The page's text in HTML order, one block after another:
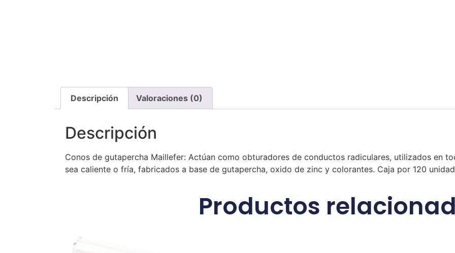
Descripción Valoraciones (0)
Descripción
Conos de gutapercha Maillefer: Actúan como obturadores de conductos radiculares, utilizados en
sea caliente o fría, fabricados a base de gutapercha, oxido de zinc y colorantes. Caja por 120
Productos